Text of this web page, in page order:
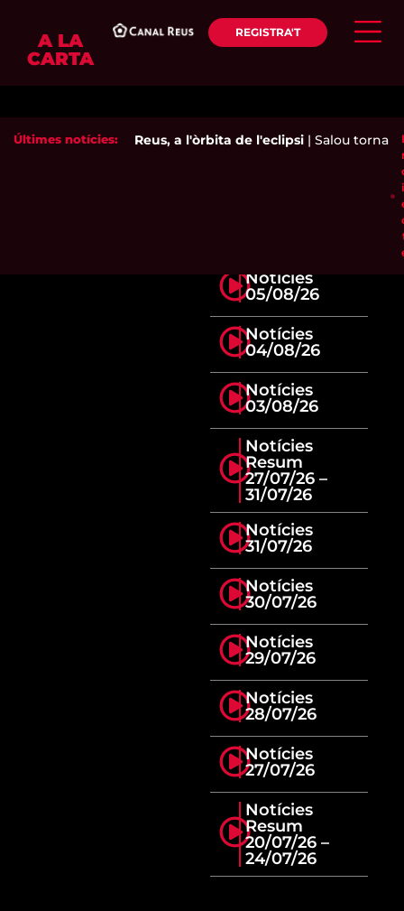
A LA
CARTA
REGISTRA'T
Últimes notícies: Reus, a l'òrbita de l'eclipsi| Salou torna a
Notícies
05/08/26
Notícies
04/08/26
Notícies
03/08/26
Notícies
Resum
27/07/26 –
31/07/26
Notícies
31/07/26
Notícies
30/07/26
Notícies
29/07/26
Notícies
28/07/26
Notícies
27/07/26
Notícies
Resum
20/07/26 –
24/07/26